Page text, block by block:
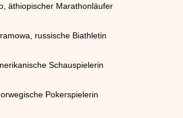
äthiopischer Marathonläufer
russische Biathletin
Schauspielerin
Pokerspielerin